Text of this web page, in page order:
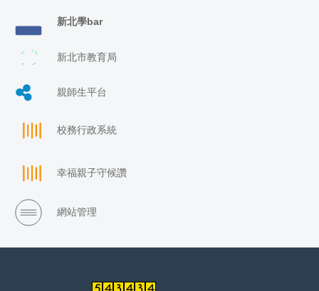
新北學bar
新北市教育局
親師生平台
校務行政系統
幸福親子守候讚
網站管理